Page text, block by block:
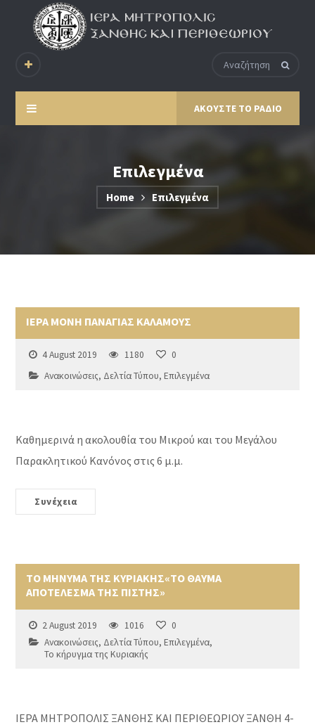
ΑΚΟΥΣΤΕ ΤΟ ΡΑΔΙΟ
Επιλεγμένα
Home Επιλεγμένα
ΙΕΡΑ ΜΟΝΗ ΠΑΝΑΓΙΑΣ ΚΑΛΑΜΟΥΣ
4 August 2019 1180
0
Ανακοινώσεις, Δελτία Τύπου,Επιλεγμένα
Καθημερινά η ακολουθία του Μικρού και του Μεγάλου
Παρακλητικού Κανόνος στις 6 μ.μ.
Συνέχεια
ΤΟ ΜΗΝΥΜΑ ΤΗΣ ΚΥΡΙΑΚΗΣ«ΤΟ ΘΑΥΜΑ
ΑΠΟΤΕΛΕΣΜΑ ΤΗΣ ΠΙΣΤΗΣ»
2 August 2019 1016
0
Ανακοινώσεις, Δελτία Τύπου,Επιλεγμένα,
Το κήρυγμα της Κυριακής
ΙΕΡΑ ΜΗΤΡΟΠΟΛΙΣ ΞΑΝΘΗΣ ΚΑΙ ΠΕΡΙΘΕΩΡΙΟΥ ΞΑΝΘΗ 4-